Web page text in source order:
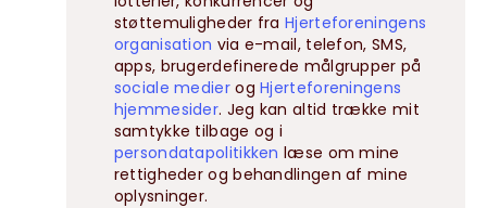
støttemuligheder fraHjerteforeningens
organisation via e-mail, telefon, SMS,
apps, brugerdefinerede målgrupper på
sociale medierogHjerteforeningens
hjemmesider. Jeg kan altid trække mit
samtykke tilbage og i
persondatapolitikken læse om mine
rettigheder og behandlingen af mine
oplysninger.